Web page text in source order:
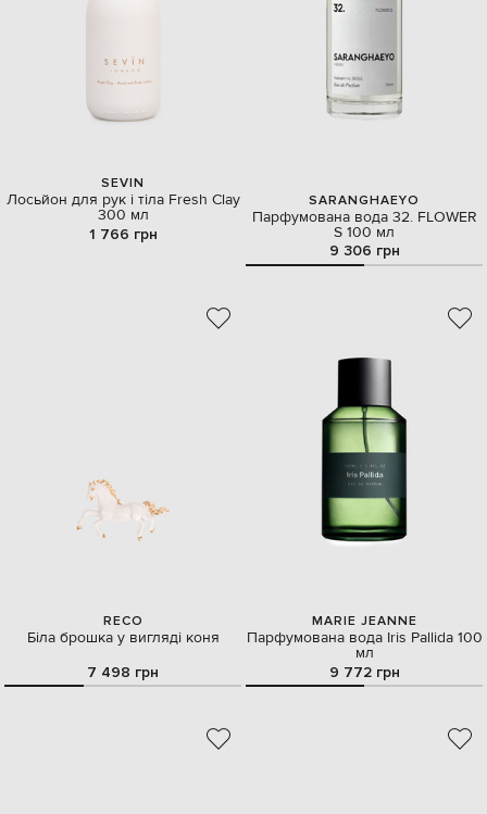
SEVIN
Лосьйон для рук і тіла Fresh Clay
300 мл
1 766 грн
SARANGHAEYO
Парфумована вода 32. FLOWER
S 100 мл
9 306 грн
RECO
Біла брошка у вигляді коня
7 498 грн
MARIE JEANNE
Парфумована вода Iris Pallida 100
мл
9 772 грн